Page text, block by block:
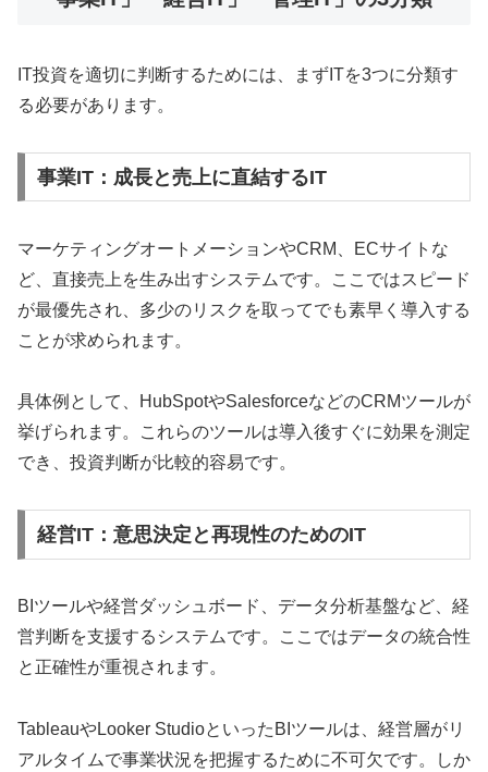
IT投資を適切に判断するためには、まずITを3つに分類す
る必要があります。
事業IT：成長と売上に直結するIT
マーケティングオートメーションやCRM、ECサイトな
ど、直接売上を生み出すシステムです。ここではスピード
が最優先され、多少のリスクを取ってでも素早く導入する
ことが求められます。
具体例として、HubSpotやSalesforceなどのCRMツールが
挙げられます。これらのツールは導入後すぐに効果を測定
でき、投資判断が比較的容易です。
経営IT：意思決定と再現性のためのIT
BIツールや経営ダッシュボード、データ分析基盤など、経
営判断を支援するシステムです。ここではデータの統合性
と正確性が重視されます。
TableauやLooker StudioといったBIツールは、経営層がリ
アルタイムで事業状況を把握するために不可欠です。しか